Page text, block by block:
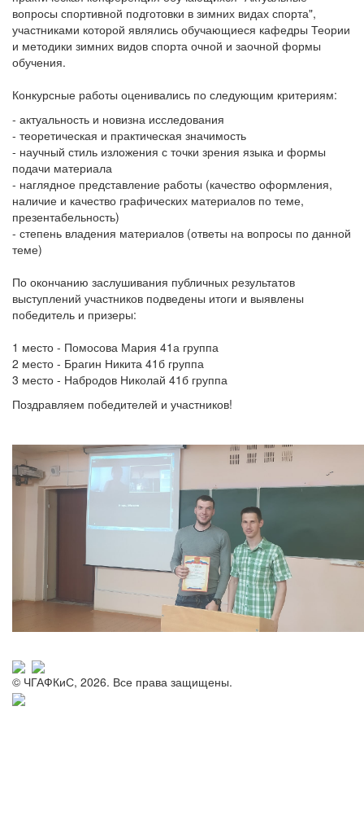
вопросы спортивной подготовки в зимних видах спорта",
участниками которой являлись обучающиеся кафедры Теории
и методики зимних видов спорта очной и заочной формы
обучения.
Конкурсные работы оценивались по следующим критериям:
- актуальность и новизна исследования
- теоретическая и практическая значимость
- научный стиль изложения с точки зрения языка и формы
подачи материала
- наглядное представление работы (качество оформления,
наличие и качество графических материалов по теме,
презентабельность)
- степень владения материалов (ответы на вопросы по данной
теме)
По окончанию заслушивания публичных результатов
выступлений участников подведены итоги и выявлены
победитель и призеры:
1 место - Помосова Мария 41а группа
2 место - Брагин Никита 41б группа
3 место - Набродов Николай 41б группа
Поздравляем победителей и участников!
© ЧГАФКиС, 2026. Все права защищены.